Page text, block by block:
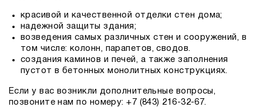
красивой и качественной отделки стен дома;
надежной защиты здания;
возведения самых различных стен и сооружений, в
том числе: колонн, парапетов, сводов.
создания каминов и печей, а также заполнения
пустот в бетонных монолитных конструкциях.
Если у вас возникли дополнительные вопросы,
позвоните нам по номеру: +7 (843) 216-32-67.